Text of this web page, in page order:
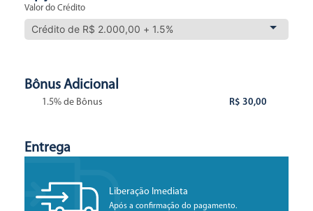
Valor do Crédito
Bônus Adicional
1.5% de Bônus R$ 30,00
Entrega
Liberação Imediata
Após a confirmação do pagamento.